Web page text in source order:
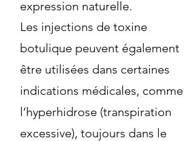
expression naturelle.
Les injections de toxine
botulique peuvent également
être utilisées dans certaines
indications médicales, comme
l’hyperhidrose (transpiration
excessive), toujours dans le